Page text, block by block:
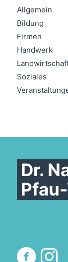
Allgemein
Bildung
Firmen
Handwerk
Soziales
Dr.